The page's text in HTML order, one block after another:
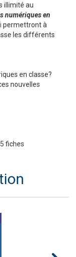
illimité au
numériques en
permettront à
les différents
en classe?
nouvelles
fiches